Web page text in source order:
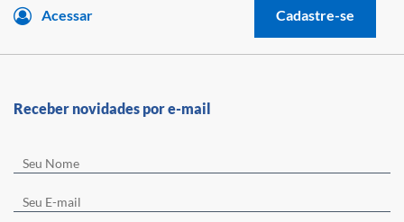
Acessar Cadastre-se
Receber novidades por e-mail